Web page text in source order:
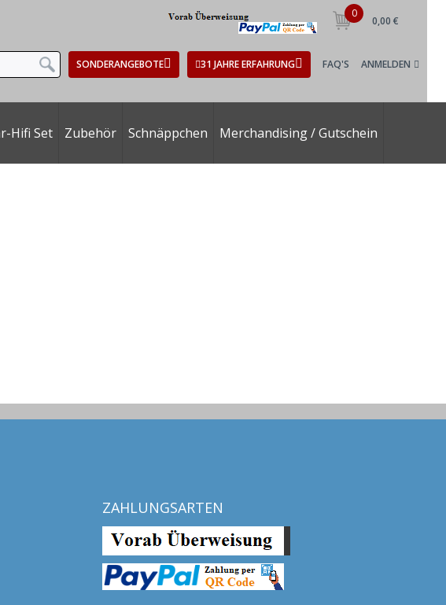
Hifi Set Zubehör Schnäppchen Merchandising / Gutschein
0
0,00 €
SONDERANGEBOTE 31 JAHRE ERFAHRUNG FAQ'S ANMELDEN
ZAHLUNGSARTEN